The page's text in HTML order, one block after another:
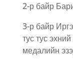
2-р байр
3-р байр
тус тус
медалийн